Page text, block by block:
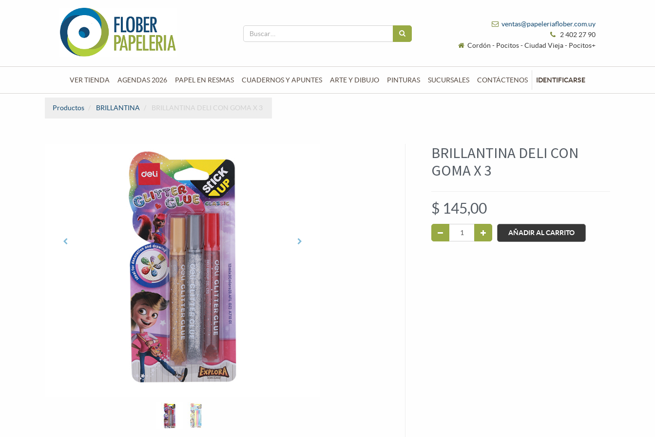
ventas@papeleriaflober.com.uy
2 402 27 90
Cordón - Pocitos - Ciudad Vieja - Pocitos+
VER TIENDA AGENDAS 2026 PAPEL EN RESMAS CUADERNOS Y APUNTES ARTE Y DIBUJO PINTURAS SUCURSALES CONTÁCTENOS IDENTIFICARSE
Productos BRILLANTINA BRILLANTINA DELI CON GOMA X 3
BRILLANTINA DELI CON
GOMA X 3
$ 145,00
AÑADIR AL CARRITO